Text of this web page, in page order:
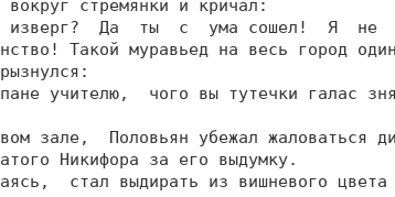
стремянки и кричал:
изверг?  Да  ты  с  ума сошел!  Я  не
Такой муравьед на весь город
учителю,  чого вы тутечки галас
зале,  Половьян убежал жаловаться
Никифора за его выдумку.
стал выдирать из вишневого цвета